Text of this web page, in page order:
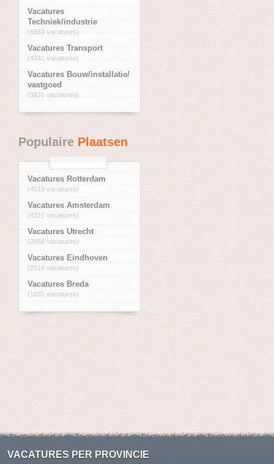
Vacatures
Techniek/industrie
(6563 vacatures)
Vacatures Transport
(4341 vacatures)
Vacatures Bouw/installatie/
vastgoed
(3875 vacatures)
PopulairePlaatsen
Vacatures Rotterdam
(4519 vacatures)
Vacatures Amsterdam
(4221 vacatures)
Vacatures Utrecht
(2958 vacatures)
Vacatures Eindhoven
(2518 vacatures)
Vacatures Breda
(1831 vacatures)
VACATURES PER PROVINCIE